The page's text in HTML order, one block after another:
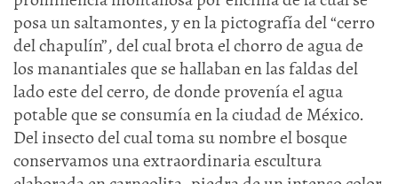
posa un saltamontes, y en la pictografía del “cerro
del chapulín”, del cual brota el chorro de agua de
los manantiales que se hallaban en las faldas del
lado este del cerro, de donde provenía el agua
potable que se consumía en la ciudad de México.
Del insecto del cual toma su nombre el bosque
conservamos una extraordinaria escultura